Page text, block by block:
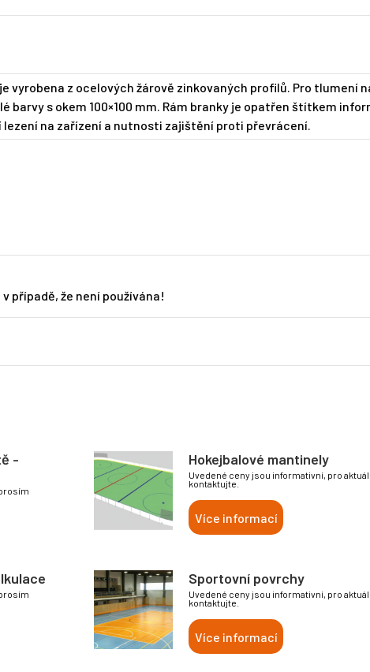
vyrobena z ocelových žárově zinkovaných profilů. Pro tlumení
barvy s okem 100×100 mm. Rám branky je opatřen štítkem
na zařízení a nutnosti zajištění proti převrácení.
případě, že není používána!
-
Hokejbalové mantinely
Uvedené ceny jsou informativní, pro
kontaktujte.
Více informací
Sportovní povrchy
Uvedené ceny jsou informativní, pro
kontaktujte.
Více informací